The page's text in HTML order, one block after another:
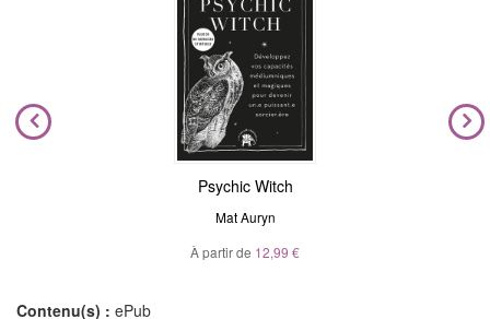
Psychic Witch
Mat Auryn
À partir de 12,99 €
Contenu(s) : ePub